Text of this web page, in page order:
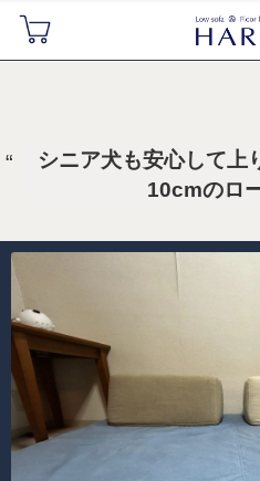
シニア犬も安心して上
10cmのロ